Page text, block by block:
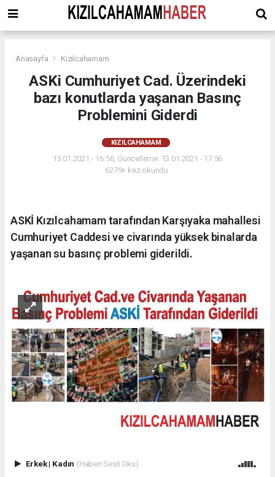
Anasayfa Kızılcahamam
ASKi Cumhuriyet Cad. Üzerindeki
bazı konutlarda yaşanan Basınç
Problemini Giderdi
KIZILCAHAMAM
13.01.2021 - 16:56, Güncelleme: 13.01.2021 - 17:56
6279+ kez okundu.
ASKİ Kızılcahamam tarafından Karşıyaka mahallesi
Cumhuriyet Caddesi ve civarında yüksek binalarda
yaşanan su basınç problemi giderildi.
Erkek| Kadın (Haberi Sesli Oku)